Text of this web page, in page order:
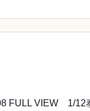
FULL VIEW 1/